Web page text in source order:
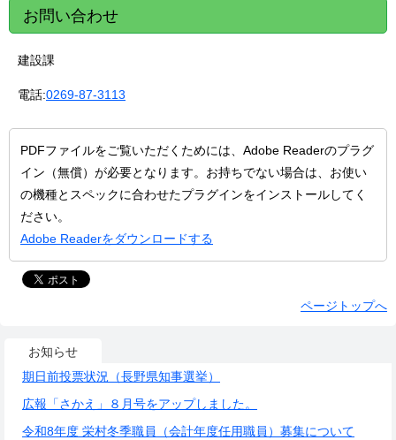
お問い合わせ
建設課
電話:0269-87-3113
PDFファイルをご覧いただくためには、Adobe Readerのプラグ
イン（無償）が必要となります。お持ちでない場合は、お使い
の機種とスペックに合わせたプラグインをインストールしてく
ださい。
Adobe Readerをダウンロードする
ページトップへ
お知らせ
期日前投票状況（長野県知事選挙）
広報「さかえ」８月号をアップしました。
令和8年度 栄村冬季職員（会計年度任用職員）募集について